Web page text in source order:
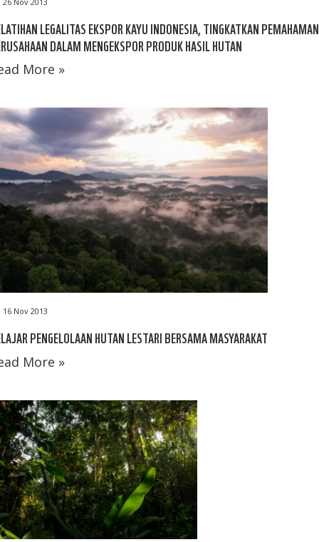
LEGALITAS EKSPOR KAYU INDONESIA, TINGKATKAN PEMAHAMAN
DALAM MENGEKSPOR PRODUK HASIL HUTAN
More »
16 Nov 2013
PENGELOLAAN HUTAN LESTARI BERSAMA MASYARAKAT
More »